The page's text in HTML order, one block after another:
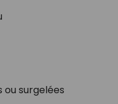
ou surgelées